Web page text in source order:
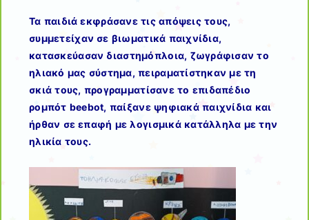
Τα παιδιά εκφράσανε τις απόψεις τους,
συμμετείχαν σε βιωματικά παιχνίδια,
κατασκεύασαν διαστημόπλοια, ζωγράφισαν το
ηλιακό μας σύστημα, πειραματίστηκαν με τη
σκιά τους, προγραμματίσανε το επιδαπέδιο
ρομπότ beebot, παίξανε ψηφιακά παιχνίδια και
ήρθαν σε επαφή με λογισμικά κατάλληλα με την
ηλικία τους.